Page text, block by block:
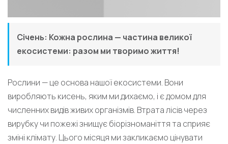
Січень: Кожна рослина — частина великої
екосистеми: разом ми творимо життя!
Рослини — це основа нашої екосистеми. Вони
виробляють кисень, яким ми дихаємо, і є домом для
численних видів живих організмів. Втрата лісів через
вирубку чи пожежі знищує біорізноманіття та сприяє
зміні клімату. Цього місяця ми закликаємо цінувати